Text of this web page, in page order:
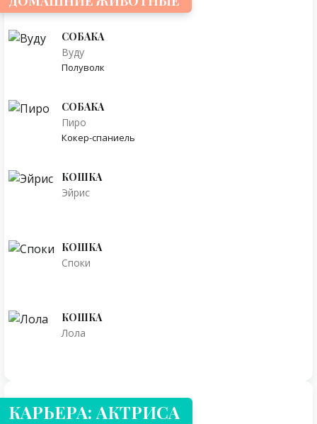
СОБАКА
Вуду
Полуволк
СОБАКА
Пиро
Кокер-спаниель
КОШКА
Эйрис
КОШКА
Споки
КОШКА
Лола
КАРЬЕРА: АКТРИСА